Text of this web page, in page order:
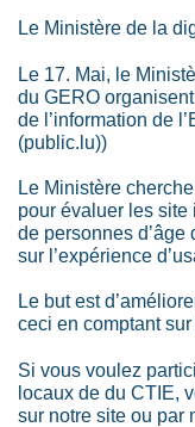
Le Ministère de la
Le 17. Mai, le
du GERO
de l’information de
(public.lu))
Le Ministère
pour évaluer les site
de personnes
sur l’expérience
Le but est
ceci en comptant
Si vous voulez
locaux de du CTIE,
sur notre site ou par